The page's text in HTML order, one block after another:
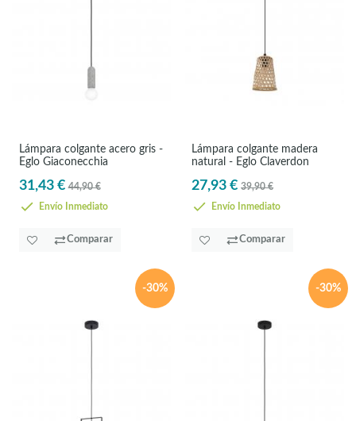
Lámpara colgante acero gris -
Eglo Giaconecchia
31,43 € 44,90 €
Envío Inmediato
Comparar
Lámpara colgante madera
natural - Eglo Claverdon
27,93 € 39,90 €
Envío Inmediato
Comparar
-30% -30%